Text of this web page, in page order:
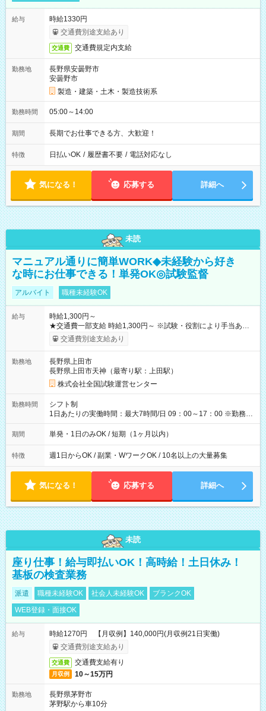
給与
時給1330円
交通費別途支給あり
交通費 交通費規定内支給
勤務地
長野県安曇野市
安曇野市
製造・建築・土木・製造技術系
勤務時間 05:00～14:00
期間 長期でお仕事できる方、大歓迎！
特徴 日払いOK / 履歴書不要 / 電話対応なし
気になる！ 応募する 詳細へ
未読
マニュアル通りに簡単WORK◆未経験から好き
な時にお仕事できる！単発OK◎試験監督
アルバイト 職種未経験OK
給与
時給1,300円～
★交通費一部支給 時給1,300円～ ※試験・役割により手当あり
※勤務回数により昇給あり 【即給（前払い）オプションあ
り！】 希望される場合、勤務から1週間ほどで給与の一部を受け
例】 ・河合塾模擬試験 8:30～17:30（休憩1時間） 時給1,300円
×8時間＝日収10,400円＋交通費 ※当日の役割により時給＋100
円の場合あり ・国家試験 7:00～13:30（休憩なし） 時給1,300
円（役割手当＋100円）×6時間＝日収8,400円＋交通費 【試用期
間】試用期間なし
交通費別途支給あり
勤務地
長野県上田市
長野県上田市天神（最寄り駅：上田駅）
株式会社全国試験運営センター
勤務時間
シフト制
1日あたりの実働時間：最大7時間/日 09：00～17：00 ※勤務時
間は 試験により異なります。
期間 単発・1日のみOK / 短期（1ヶ月以内）
特徴 週1日からOK / 副業・WワークOK / 10名以上の大量募集
気になる！ 応募する 詳細へ
未読
座り仕事！給与即払いOK！高時給！土日休み！
基板の検査業務
派遣 職種未経験OK 社会人未経験OK
ブランクOK
WEB登録・面接OK
給与
時給1270円 【月収例】140,000円(月収例21日実働)
交通費別途支給あり
交通費 交通費支給有り
月収例 10～15万円
勤務地
長野県茅野市
茅野駅から車10分